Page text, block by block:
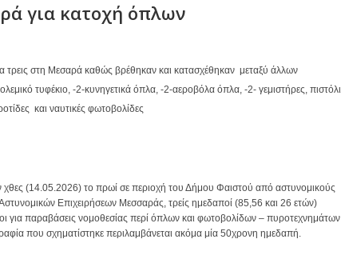
για κατοχή όπλων
τρεις στη Μεσαρά καθώς βρέθηκαν και κατασχέθηκαν  μεταξύ άλλων
τυφέκιο, -2-κυνηγετικά όπλα, -2-αεροβόλα όπλα, -2- γεμιστήρες, πιστόλι
και ναυτικές φωτοβολίδες
(14.05.2026) το πρωί σε περιοχή του Δήμου Φαιστού από αστυνομικούς
Επιχειρήσεων Μεσσαράς, τρείς ημεδαποί (85,56 και 26 ετών)
για παραβάσεις νομοθεσίας περί όπλων και φωτοβολίδων – πυροτεχνημάτων
που σχηματίστηκε περιλαμβάνεται ακόμα μία 50χρονη ημεδαπή.